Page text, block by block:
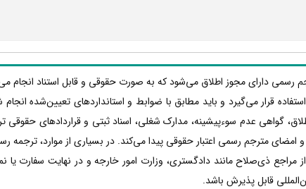
رسمی دارای مجوز اطلاق می‌شود که به صورت حقوقی و قابل استناد انجام
قرار می‌گیرد و باید مطابق با ضوابط و استانداردهای تعیین‌شده
گواهی عدم سوءپیشینه، مدارک شغلی، اسناد ثبتی و قراردادهای
مترجم رسمی اعتبار حقوقی پیدا می‌کند. در بسیاری از موارد، ترجمه
ذی‌صلاح مانند دادگستری، وزارت امور خارجه و در نهایت سفارت یا
قابل پذیرش باشد.